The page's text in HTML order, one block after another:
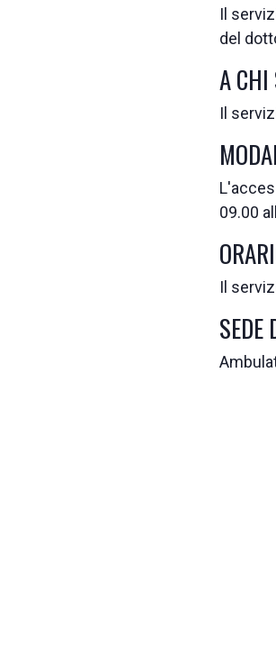
Il
del
A CHI
Il
09.00
Il
SEDE